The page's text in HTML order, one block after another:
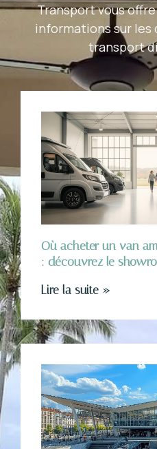
Transport vous
informations sur les
transport
Où acheter un van
: découvrez le
Lire la suite »